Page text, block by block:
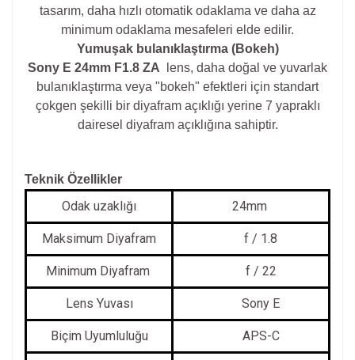
tasarım, daha hızlı otomatik odaklama ve daha az
minimum odaklama mesafeleri elde edilir.
Yumuşak bulanıklaştırma (Bokeh)
Sony E 24mm F1.8 ZA
lens, daha doğal ve yuvarlak
bulanıklaştırma veya "bokeh" efektleri için standart
çokgen şekilli bir diyafram açıklığı yerine 7 yapraklı
dairesel diyafram açıklığına sahiptir.
Teknik Özellikler
Odak uzaklığı 24mm
Maksimum Diyafram f / 1.8
Minimum Diyafram f / 22
Lens Yuvası Sony E
Biçim Uyumluluğu APS-C